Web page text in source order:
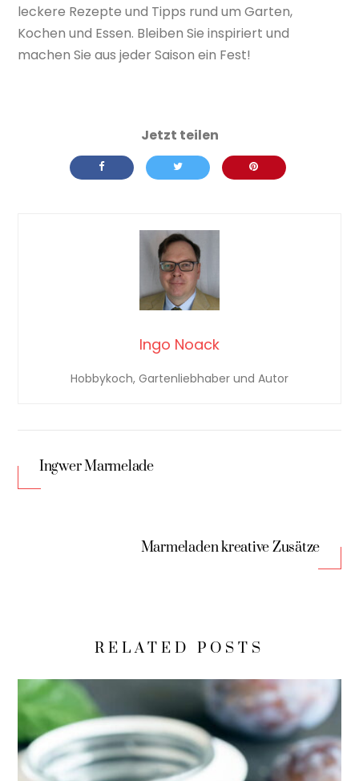
leckere Rezepte und Tipps rund um Garten,
Kochen und Essen. Bleiben Sie inspiriert und
machen Sie aus jeder Saison ein Fest!
Ingo Noack
Hobbykoch, Gartenliebhaber und Autor
Ingwer Marmelade
Marmeladen kreative Zusätze
RELATED POSTS